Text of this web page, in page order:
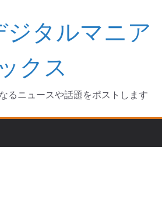
ジタルマニア
ックス
るニュースや話題をポストします